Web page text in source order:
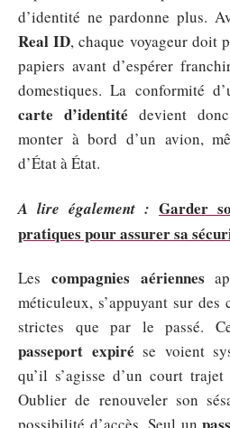
d’identité ne pardonne plus.
Real ID, chaque voyageur doit
papiers avant d’espérer
domestiques. La conformité
carte d’identité devient
monter à bord d’un avion,
d’État à État.
A lire également : Garder
pratiques pour assurer sa
Les compagnies aériennes
méticuleux, s’appuyant sur des
strictes que par le passé.
passeport expiré se voient
qu’il s’agisse d’un court
Oublier de renouveler son